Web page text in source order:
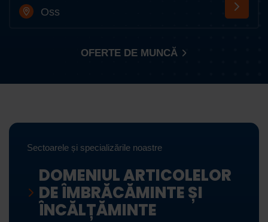
Oss
OFERTE DE MUNCĂ
Sectoarele și specializările noastre
DOMENIUL ARTICOLELOR
DE ÎMBRĂCĂMINTE ȘI
ÎNCĂLȚĂMINTE